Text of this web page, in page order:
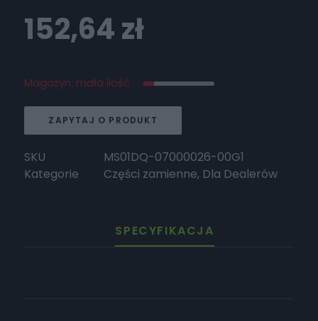
152,64zł
Magazyn: mała ilość
ZAPYTAJ O PRODUKT
SKU
MS01DQ-07000026-00G1
Kategorie
Części zamienne, Dla Dealerów
SPECYFIKACJA